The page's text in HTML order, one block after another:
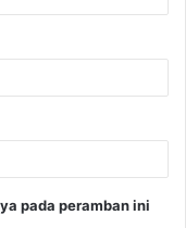
pada peramban ini